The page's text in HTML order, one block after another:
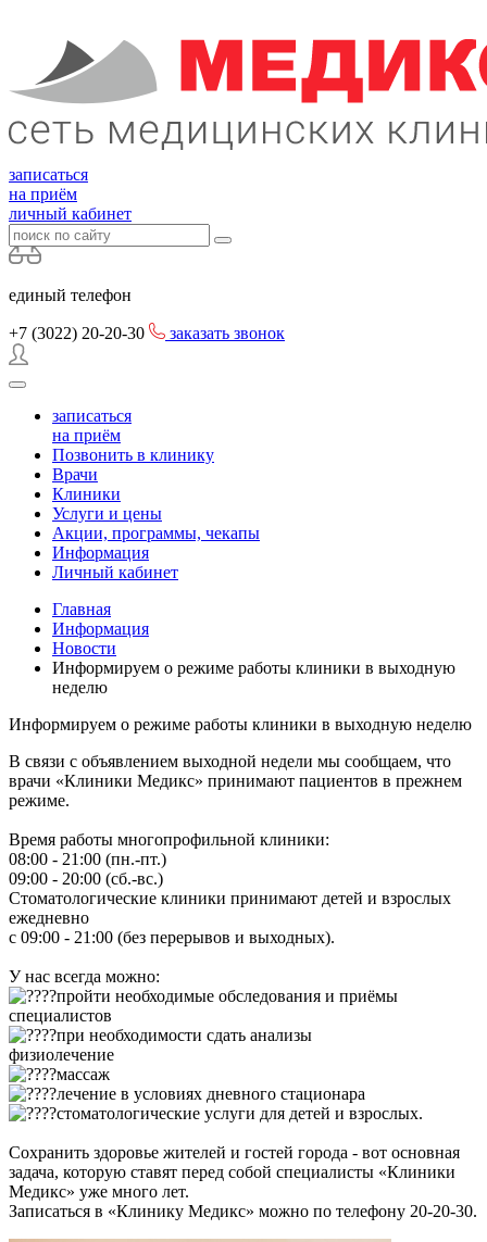
записаться
на приём
личный кабинет
единый телефон
+7 (3022) 20-20-30 заказать звонок
записаться
на приём
Позвонить в клинику
Врачи
Клиники
Услуги и цены
Акции, программы, чекапы
Информация
Личный кабинет
Главная
Информация
Новости
Информируем о режиме работы клиники в выходную
неделю
Информируем о режиме работы клиники в выходную неделю
В связи с объявлением выходной недели мы сообщаем, что
врачи «Клиники Медикс» принимают пациентов в прежнем
режиме.
Время работы многопрофильной клиники:
08:00 - 21:00 (пн.-пт.)
09:00 - 20:00 (сб.-вс.)
Стоматологические клиники принимают детей и взрослых
ежедневно
с 09:00 - 21:00 (без перерывов и выходных).
У нас всегда можно:
пройти необходимые обследования и приёмы
специалистов
при необходимости сдать анализы
физиолечение
массаж
лечение в условиях дневного стационара
стоматологические услуги для детей и взрослых.
Сохранить здоровье жителей и гостей города - вот основная
задача, которую ставят перед собой специалисты «Клиники
Медикс» уже много лет.
Записаться в «Клинику Медикс» можно по телефону 20-20-30.